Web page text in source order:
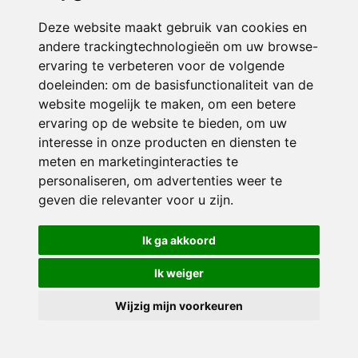
Deze website maakt gebruik van cookies en
andere trackingtechnologieën om uw browse-
ervaring te verbeteren voor de volgende
doeleinden: om de basisfunctionaliteit van de
website mogelijk te maken, om een betere
ervaring op de website te bieden, om uw
interesse in onze producten en diensten te
meten en marketinginteracties te
personaliseren, om advertenties weer te
geven die relevanter voor u zijn.
Ik ga akkoord
Ik weiger
Wijzig mijn voorkeuren
© 2026 Sint Jozef | Alle rechten voorbehouden
Privacy policy|Disclaimer| Klachtenregeling|RSIN en Anbi
voorkeuren
Crealisatie The MindOffice